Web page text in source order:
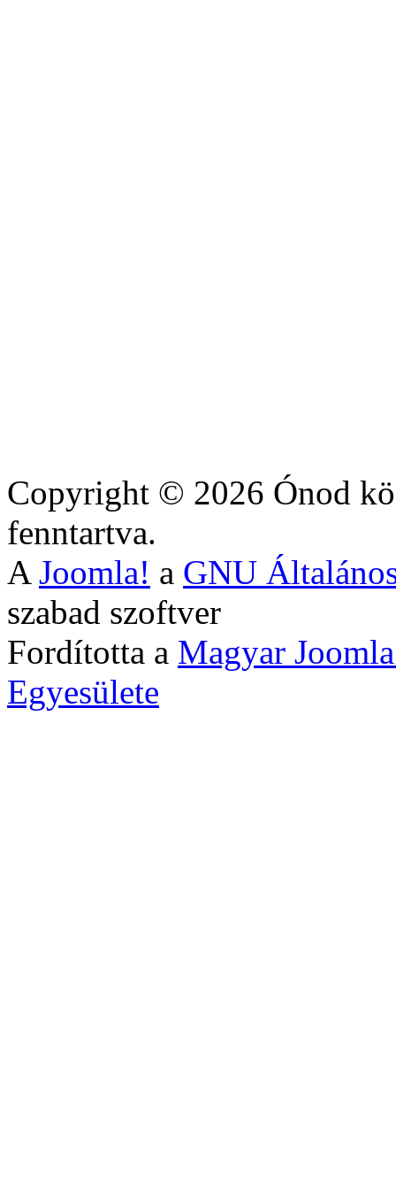
Copyright © 2026 Ónod
fenntartva.
A Joomla! a GNU
szabad szoftver
Fordította a Magyar
Egyesülete